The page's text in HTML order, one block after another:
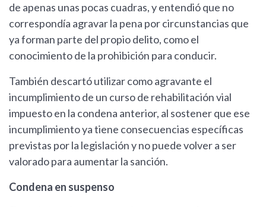
de apenas unas pocas cuadras, y entendió que no
correspondía agravar la pena por circunstancias que
ya forman parte del propio delito, como el
conocimiento de la prohibición para conducir.
También descartó utilizar como agravante el
incumplimiento de un curso de rehabilitación vial
impuesto en la condena anterior, al sostener que ese
incumplimiento ya tiene consecuencias específicas
previstas por la legislación y no puede volver a ser
valorado para aumentar la sanción.
Condena en suspenso